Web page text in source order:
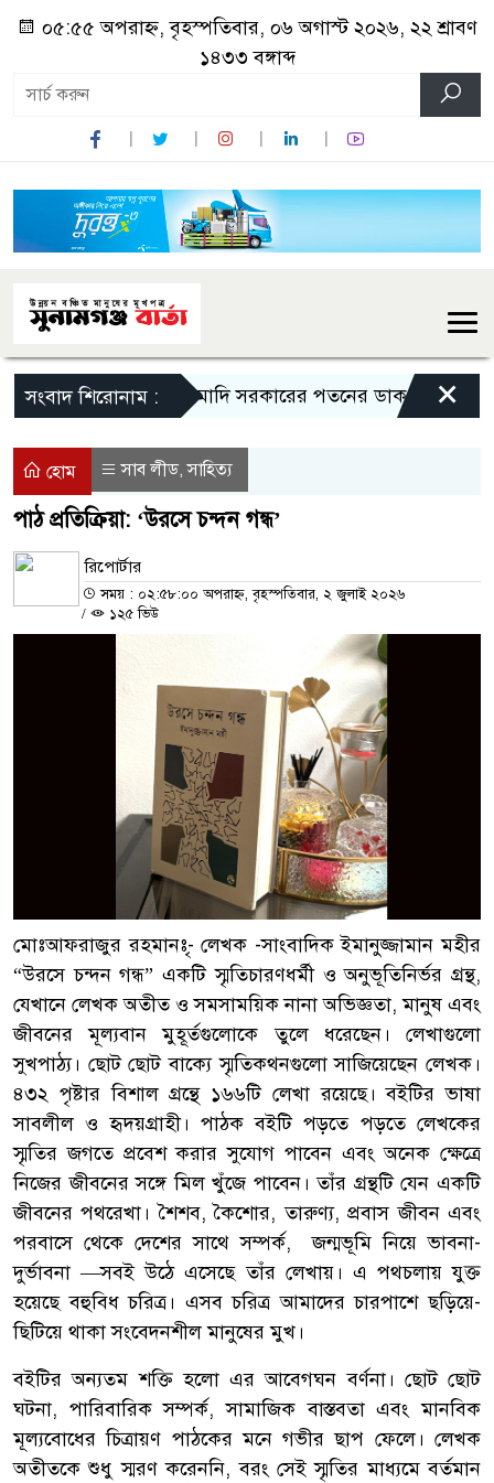
০৫:৫৫ অপরাহ্ন, বৃহস্পতিবার, ০৬ অগাস্ট ২০২৬, ২২ শ্রাবণ
১৪৩৩ বঙ্গাব্দ
সংবাদ শিরোনাম : মোদি সরকারের পতনের ডাক রাহুল গান্ধীর
×
হোম সাব লীড,সাহিত্য
পাঠ প্রতিক্রিয়া: ‘উরসে চন্দন গন্ধ’
রিপোর্টার
সময় : ০২:৫৮:০০ অপরাহ্ন, বৃহস্পতিবার, ২ জুলাই ২০২৬
/
১২৫ ভিউ
মোঃআফরাজুর রহমানঃ-ৃ লেখক -সাংবাদিক ইমানুজ্জামান মহীর
“উরসে চন্দন গন্ধ” একটি স্মৃতিচারণধর্মী ও অনুভূতিনির্ভর গ্রন্থ,
যেখানে লেখক অতীত ও সমসাময়িক নানা অভিজ্ঞতা, মানুষ এবং
জীবনের মূল্যবান মুহূর্তগুলোকে তুলে ধরেছেন। লেখাগুলো
সুখপাঠ্য। ছোট ছোট বাক্যে স্মৃতিকথনগুলো সাজিয়েছেন লেখক।
৪৩২ পৃষ্টার বিশাল গ্রন্থে ১৬৬টি লেখা রয়েছে। বইটির ভাষা
সাবলীল ও হৃদয়গ্রাহী। পাঠক বইটি পড়তে পড়তে লেখকের
স্মৃতির জগতে প্রবেশ করার সুযোগ পাবেন এবং অনেক ক্ষেত্রে
নিজের জীবনের সঙ্গে মিল খুঁজে পাবেন। তাঁর গ্রন্থটি যেন একটি
জীবনের পথরেখা। শৈশব, কৈশোর, তারুণ্য, প্রবাস জীবন এবং
পরবাসে থেকে দেশের সাথে সম্পর্ক, জন্মভূমি নিয়ে ভাবনা-
দুর্ভাবনা —সবই উঠে এসেছে তাঁর লেখায়। এ পথচলায় যুক্ত
হয়েছে বহুবিধ চরিত্র। এসব চরিত্র আমাদের চারপাশে ছড়িয়ে-
ছিটিয়ে থাকা সংবেদনশীল মানুষের মুখ।
বইটির অন্যতম শক্তি হলো এর আবেগঘন বর্ণনা। ছোট ছোট
ঘটনা, পারিবারিক সম্পর্ক, সামাজিক বাস্তবতা এবং মানবিক
মূল্যবোধের চিত্রায়ণ পাঠকের মনে গভীর ছাপ ফেলে। লেখক
অতীতকে শুধু স্মরণ করেননি, বরং সেই স্মৃতির মাধ্যমে বর্তমান